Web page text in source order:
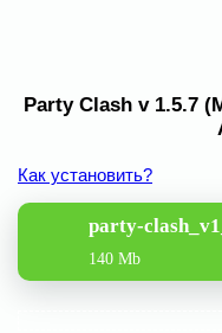
Party Clash v 1.5.7
Как установить?
party-
140 Mb